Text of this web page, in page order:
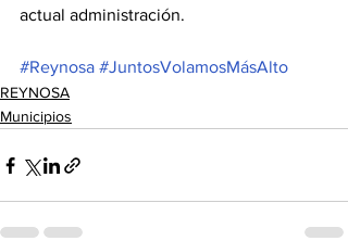
actual administración.
#Reynosa #JuntosVolamosMásAlto
REYNOSA
Municipios